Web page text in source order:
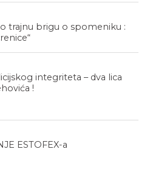
trajnu brigu o spomeniku :
integriteta – dva lica
!
ESTOFEX-a